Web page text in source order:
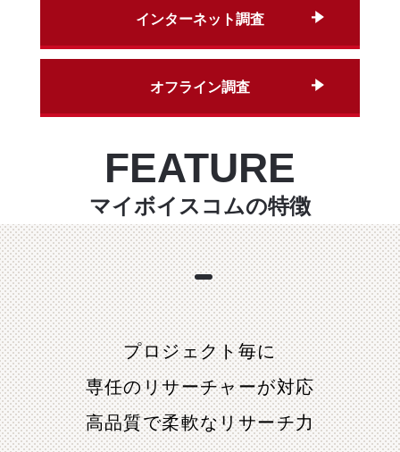
インターネット調査
オフライン調査
FEATURE
マイボイスコムの特徴
プロジェクト毎に
専任のリサーチャーが対応
高品質で柔軟なリサーチ力